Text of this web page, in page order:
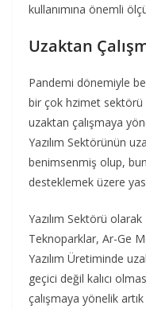
kullanımına önemli
Uzaktan
Pandemi dönemiyle
bir çok hzimet sektörü
uzaktan çalışmaya
Yazılım Sektörünün
benimsenmiş olup,
desteklemek üzere
Yazılım Sektörü
Teknoparklar, Ar-Ge
Yazılım Üretiminde
geçici değil kalıcı
çalışmaya yönelik